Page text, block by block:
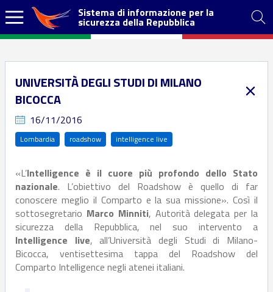
Sistema di informazione per la
sicurezza della Repubblica
UNIVERSITÀ DEGLI STUDI DI MILANO
BICOCCA
16/11/2016
Lombardia roadshow intelligence live
«L’Intelligence è il cuore più profondo dello Stato
nazionale. L’obiettivo del Roadshow è quello di far
conoscere meglio il Comparto e la sua missione». Così il
sottosegretario Marco Minniti, Autorità delegata per la
sicurezza della Repubblica, nel suo intervento a
Intelligence live, all’Università degli Studi di Milano-
Bicocca, ventisettesima tappa del Roadshow del
Comparto Intelligence negli atenei italiani.